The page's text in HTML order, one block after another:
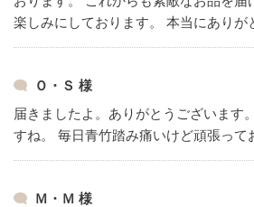
楽しみにしております。
本当にありが
Ｏ・Ｓ 様
届きましたよ。ありがとうございます。
すね。
毎日青竹踏み痛いけど頑張って
Ｍ・Ｍ 様